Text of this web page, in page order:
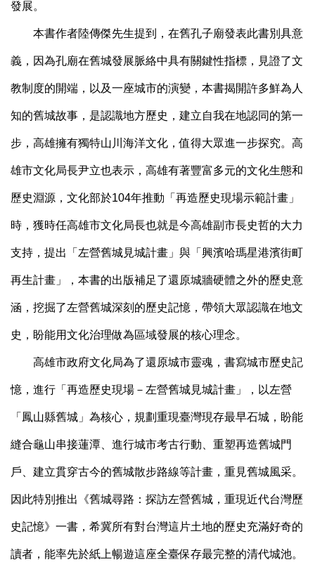
發展。
本書作者陸傳傑先生提到，在舊孔子廟發表此書別具意
義，因為孔廟在舊城發展脈絡中具有關鍵性指標，見證了文
教制度的開端，以及一座城市的演變，本書揭開許多鮮為人
知的舊城故事，是認識地方歷史，建立自我在地認同的第一
步，高雄擁有獨特山川海洋文化，值得大眾進一步探究。高
雄市文化局長尹立也表示，高雄有著豐富多元的文化生態和
歷史淵源，文化部於104年推動「再造歷史現場示範計畫」
時，獲時任高雄市文化局長也就是今高雄副市長史哲的大力
支持，提出「左營舊城見城計畫」與「興濱哈瑪星港濱街町
再生計畫」，本書的出版補足了還原城牆硬體之外的歷史意
涵，挖掘了左營舊城深刻的歷史記憶，帶領大眾認識在地文
史，盼能用文化治理做為區域發展的核心理念。
高雄市政府文化局為了還原城市靈魂，書寫城市歷史記
憶，進行「再造歷史現場－左營舊城見城計畫」，以左營
「鳳山縣舊城」為核心，規劃重現臺灣現存最早石城，盼能
縫合龜山串接蓮潭、進行城市考古行動、重塑再造舊城門
戶、建立貫穿古今的舊城散步路線等計畫，重見舊城風采。
因此特別推出《舊城尋路：探訪左營舊城，重現近代台灣歷
史記憶》一書，希冀所有對台灣這片土地的歷史充滿好奇的
讀者，能率先於紙上暢遊這座全臺保存最完整的清代城池。